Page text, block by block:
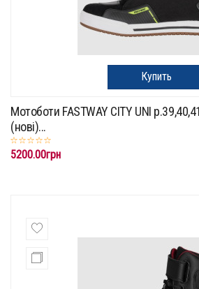
Купить
Мотоботи FASTWAY CITY UNI
(нові)...
5200.00грн